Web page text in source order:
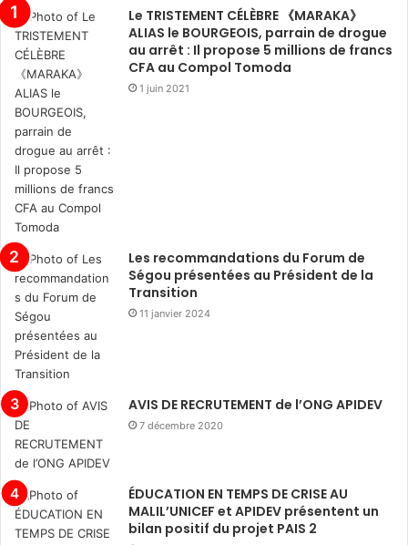
Le TRISTEMENT CÉLÈBRE 《MARAKA》
ALIAS le BOURGEOIS, parrain de drogue
au arrêt : Il propose 5 millions de francs
CFA au Compol Tomoda
1 juin 2021
Les recommandations du Forum de
Ségou présentées au Président de la
Transition
11 janvier 2024
AVIS DE RECRUTEMENT de l’ONG APIDEV
7 décembre 2020
ÉDUCATION EN TEMPS DE CRISE AU
MALIL’UNICEF et APIDEV présentent un
bilan positif du projet PAIS 2